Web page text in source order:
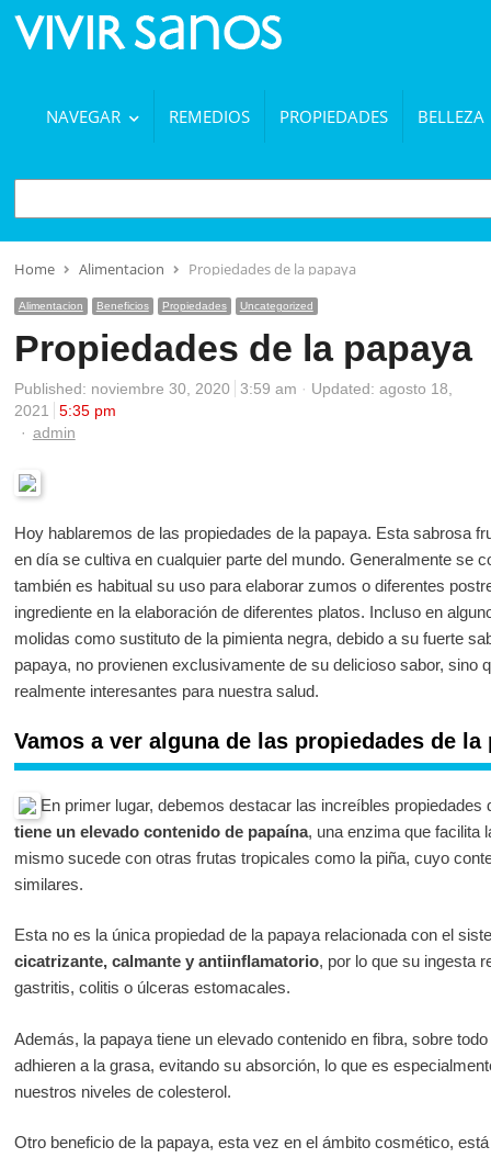
NAVEGAR REMEDIOS PROPIEDADES BELLEZA
BUSCAR
Home Alimentacion Propiedades de la papaya
Alimentacion Beneficios Propiedades Uncategorized
Propiedades de la papaya
Published: noviembre 30, 2020 3:59 am
Updated: agosto 18,
2021
5:35 pm
Author
admin
Hoy hablaremos de las propiedades de la papaya. Esta sabrosa
en día se cultiva en cualquier parte del mundo. Generalmente se
también es habitual su uso para elaborar zumos o diferentes
ingrediente en la elaboración de diferentes platos. Incluso en
molidas como sustituto de la pimienta negra, debido a su fuerte
papaya, no provienen exclusivamente de su delicioso sabor, sino
realmente interesantes para nuestra salud.
Vamos a ver alguna de las propiedades de
En primer lugar, debemos destacar las increíbles
tiene un elevado contenido de papaína, una enzima que facilita
mismo sucede con otras frutas tropicales como la piña, cuyo
similares.
Esta no es la única propiedad de la papaya relacionada con el
cicatrizante, calmante y antiinflamatorio, por lo que su ingesta
gastritis, colitis o úlceras estomacales.
Además, la papaya tiene un elevado contenido en fibra, sobre
adhieren a la grasa, evitando su absorción, lo que es
nuestros niveles de colesterol.
Otro beneficio de la papaya, esta vez en el ámbito cosmético,